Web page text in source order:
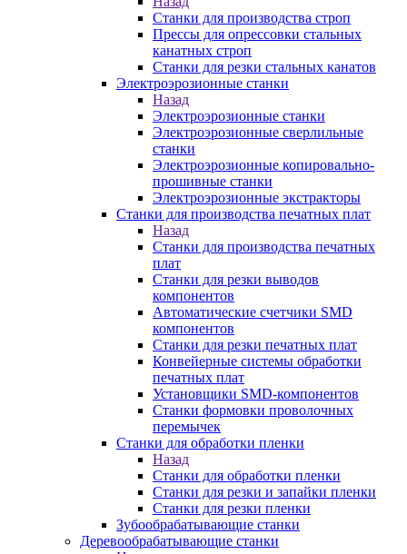
Станки для производства строп
Прессы для опрессовки стальных
канатных строп
Станки для резки стальных канатов
Электроэрозионные станки
Назад
Электроэрозионные станки
Электроэрозионные сверлильные
станки
Электроэрозионные копировально-
прошивные станки
Электроэрозионные экстракторы
Станки для производства печатных плат
Назад
Станки для производства печатных
плат
Станки для резки выводов
компонентов
Автоматические счетчики SMD
компонентов
Станки для резки печатных плат
Конвейерные системы обработки
печатных плат
Установщики SMD-компонентов
Станки формовки проволочных
перемычек
Станки для обработки пленки
Назад
Станки для обработки пленки
Станки для резки и запайки пленки
Станки для резки пленки
Зубообрабатывающие станки
Деревообрабатывающие станки